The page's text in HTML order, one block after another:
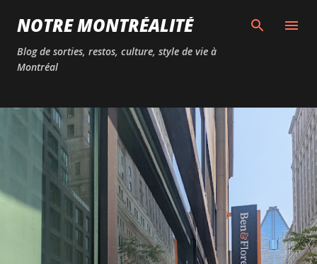
Passer au contenu principal
NOTRE MONTRÉALITÉ
Blog de sorties, restos, culture, style de vie à
Montréal